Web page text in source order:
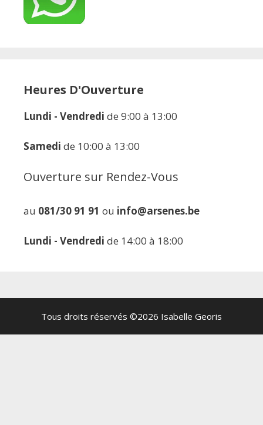
Heures D'Ouverture
Lundi - Vendredi de 9:00 à 13:00
Samedi de 10:00 à 13:00
Ouverture sur Rendez-Vous
au 081/30 91 91 ou info@arsenes.be
Lundi - Vendredi de 14:00 à 18:00
Tous droits réservés ©2026 Isabelle Georis